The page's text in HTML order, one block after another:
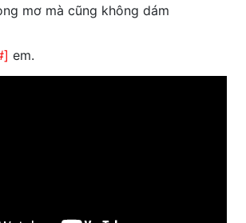
mơ mà cũng không dám
em.